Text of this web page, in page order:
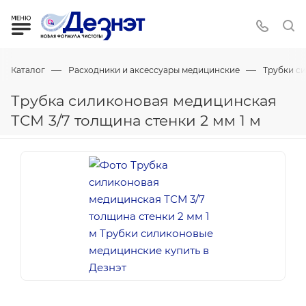
Каталог — Расходники и аксессуары медицинские — Трубки
Трубка силиконовая медицинская
ТСМ 3/7 толщина стенки 2 мм 1 м